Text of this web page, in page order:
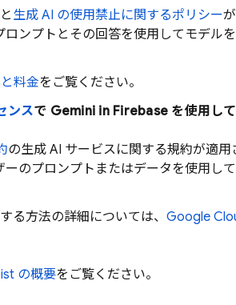
と 生成 AI の使用禁止に関するポリシー
ロンプトとその回答を使用してモデル
料金をご覧ください。
ンスで Gemini in Firebase を使用し
の生成 AI サービスに関する規約が適用
ーのプロンプトまたはデータを使用し
る方法の詳細については、 Google
の概要をご覧ください。